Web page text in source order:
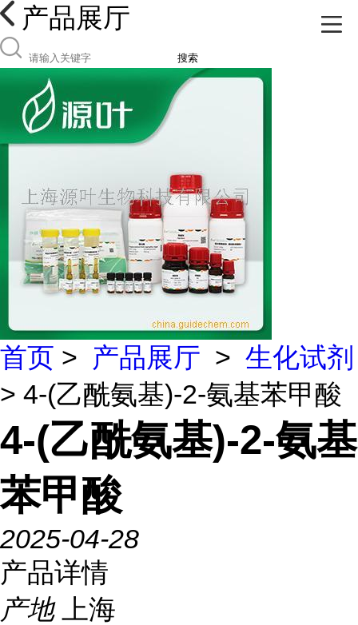
产品展厅
搜索
首页 > 产品展厅 > 生化试剂
> 4-(乙酰氨基)-2-氨基苯甲酸
4-(乙酰氨基)-2-氨基
苯甲酸
2025-04-28
产品详情
产地
上海